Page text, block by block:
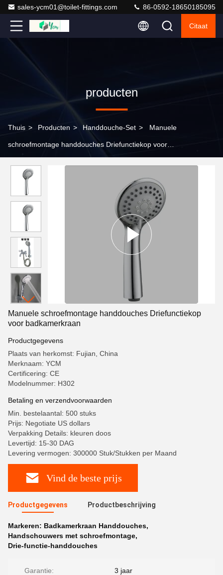
sales-ycm01@toilet-fittings.com 86-0592-18650185095
Citaat
producten
Thuis > Producten > Handdouche-Set > Manuele
schroefmontage handdouches Driefunctiekop voor
Manuele schroefmontage handdouches Driefunctiekop
voor badkamerkraan
Productgegevens
Plaats van herkomst: Fujian, China
Merknaam: YCM
Certificering: CE
Modelnummer: H302
Betaling en verzendvoorwaarden
Min. bestelaantal: 500 stuks
Prijs: Negotiate US dollars
Verpakking Details: kleuren doos
Levertijd: 15-30 DAG
Levering vermogen: 300000 Stuk/Stukken per Maand
Vind de beste prijs
Productgegevens Productbeschrijving
Markeren: Badkamerkraan Handdouches,
Handschouwers met schroefmontage,
Drie-functie-handdouches
Garantie: 3 jaar